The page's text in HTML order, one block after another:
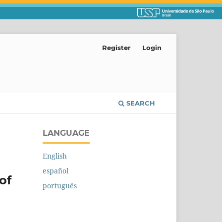
SEARCH
Register Login
LANGUAGE
English
español
português